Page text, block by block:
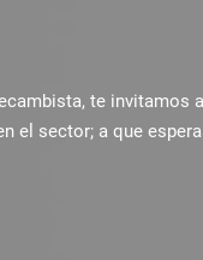
te invitamos a
el sector; a que